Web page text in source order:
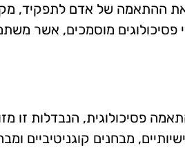
את ההתאמה של אדם לתפקיד,
מוסמכים, אשר
פסיכולוגית, הנבדלות זו
מבחנים קוגניטיביים